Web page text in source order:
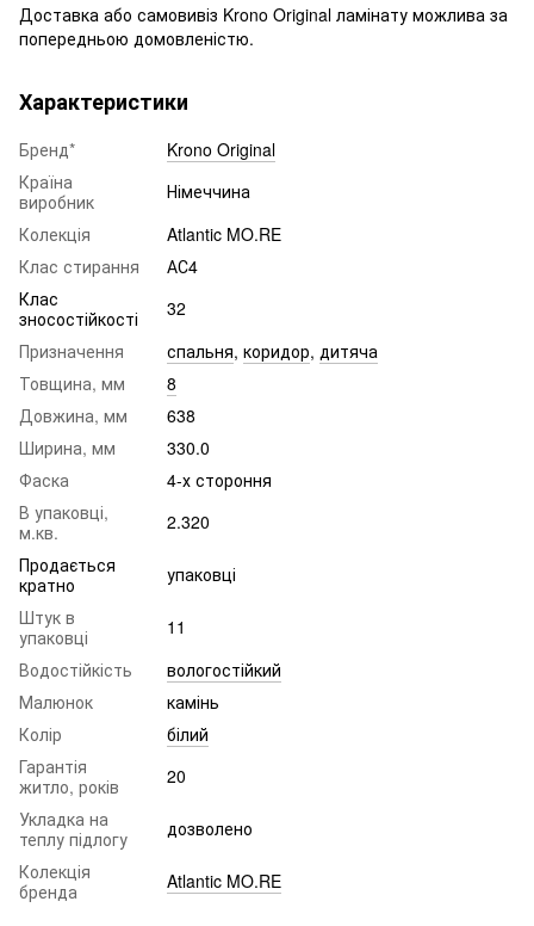
Доставка або самовивіз Krono Original ламінату можлива за
попередньою домовленістю.
Характеристики
Бренд*
Krono Original
Країна
виробник
Німеччина
Колекція
Atlantic MO.RE
Клас стирання
АС4
Клас
зносостійкості
32
Призначення
спальня, коридор, дитяча
Товщина, мм
8
Довжина, мм
638
Ширина, мм
330.0
Фаска
4-х стороння
В упаковці,
м.кв.
2.320
Продається
кратно
упаковці
Штук в
упаковці
11
Водостійкість
вологостійкий
Малюнок
камінь
Колір
білий
Гарантія
житло, років
20
Укладка на
теплу підлогу
дозволено
Колекція
бренда
Atlantic MO.RE